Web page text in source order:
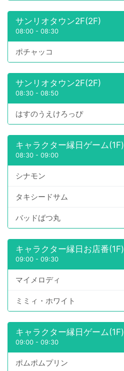
サンリオタウン2F(2F)
08:00 - 08:30
ポチャッコ
サンリオタウン2F(2F)
08:30 - 08:50
はすのうえけろっぴ
キャラクター縁日ゲーム(1F)
08:30 - 09:00
シナモン
タキシードサム
バッドばつ丸
キャラクター縁日お店番(1F)
09:00 - 09:30
マイメロディ
ミミィ・ホワイト
キャラクター縁日ゲーム(1F)
09:00 - 09:30
ポムポムプリン